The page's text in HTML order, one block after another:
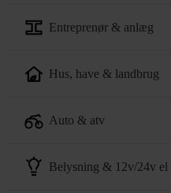
entreprenør & anlæg
hus, have & landbrug
auto & atv
belysning & 12v/24v el